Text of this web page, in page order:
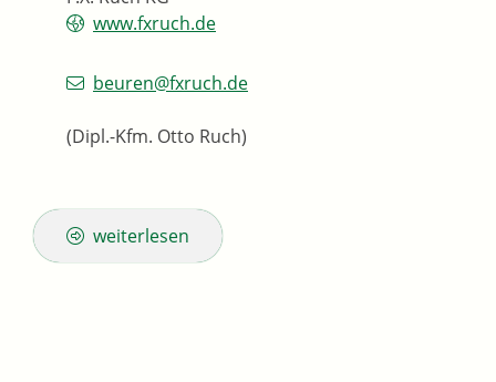
www.fxruch.de
beuren@fxruch.de
(Dipl.-Kfm. Otto Ruch)
weiterlesen